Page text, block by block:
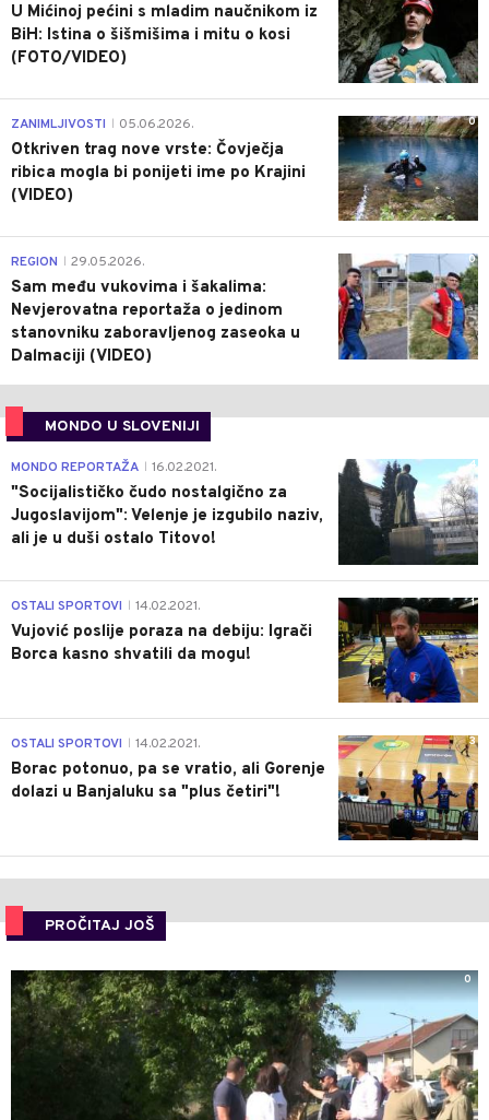
U Mićinoj pećini s mladim naučnikom iz
BiH: Istina o šišmišima i mitu o kosi
(FOTO/VIDEO)
0
ZANIMLJIVOSTI 05.06.2026.
Otkriven trag nove vrste: Čovječja
ribica mogla bi ponijeti ime po Krajini
(VIDEO)
0
REGION 29.05.2026.
Sam među vukovima i šakalima:
Nevjerovatna reportaža o jedinom
stanovniku zaboravljenog zaseoka u
Dalmaciji (VIDEO)
MONDO U SLOVENIJI
4
MONDO REPORTAŽA 16.02.2021.
"Socijalističko čudo nostalgično za
Jugoslavijom": Velenje je izgubilo naziv,
ali je u duši ostalo Titovo!
1
OSTALI SPORTOVI 14.02.2021.
Vujović poslije poraza na debiju: Igrači
Borca kasno shvatili da mogu!
3
OSTALI SPORTOVI 14.02.2021.
Borac potonuo, pa se vratio, ali Gorenje
dolazi u Banjaluku sa "plus četiri"!
PROČITAJ JOŠ
0